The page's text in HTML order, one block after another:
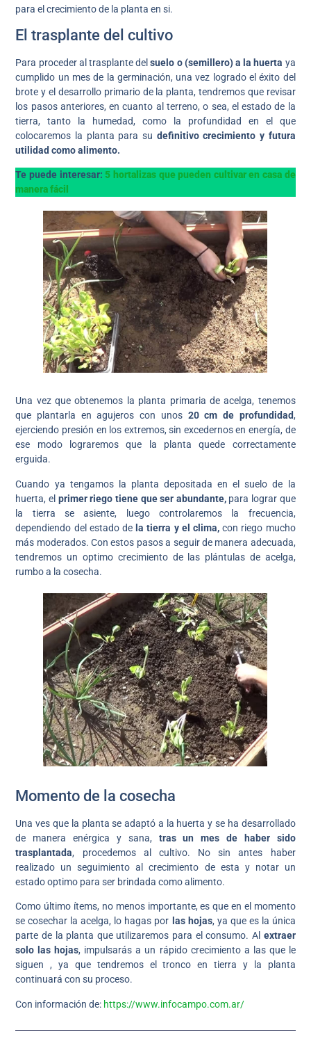
para el crecimiento de la planta en si.
El trasplante del cultivo
Para proceder al trasplante delsuelo o (semillero) a la huerta ya
cumplido un mes de la germinación, una vez logrado el éxito del
brote y el desarrollo primario de la planta, tendremos que revisar
los pasos anteriores, en cuanto al terreno, o sea, el estado de la
tierra, tanto la humedad, como la profundidad en el que
colocaremos la planta para su definitivo crecimiento y futura
utilidad como alimento.
Te puede interesar: 5 hortalizas que pueden cultivar en casa de
manera fácil
Una vez que obtenemos la planta primaria de acelga, tenemos
que plantarla en agujeros con unos 20 cm de profundidad,
ejerciendo presión en los extremos, sin excedernos en energía, de
ese modo lograremos que la planta quede correctamente
erguida.
Cuando ya tengamos la planta depositada en el suelo de la
huerta, el primer riego tiene que ser abundante,para lograr que
la tierra se asiente, luego controlaremos la frecuencia,
dependiendo del estado de la tierra y el clima, con riego mucho
más moderados. Con estos pasos a seguir de manera adecuada,
tendremos un optimo crecimiento de las plántulas de acelga,
rumbo a la cosecha.
Momento de la cosecha
Una ves que la planta se adaptó a la huerta y se ha desarrollado
de manera enérgica y sana, tras un mes de haber sido
trasplantada, procedemos al cultivo. No sin antes haber
realizado un seguimiento al crecimiento de esta y notar un
estado optimo para ser brindada como alimento.
Como último ítems, no menos importante, es que en el momento
se cosechar la acelga, lo hagas por las hojas, ya que es la única
parte de la planta que utilizaremos para el consumo. Al extraer
solo las hojas, impulsarás a un rápido crecimiento a las que le
siguen , ya que tendremos el tronco en tierra y la planta
continuará con su proceso.
Con información de: https://www.infocampo.com.ar/